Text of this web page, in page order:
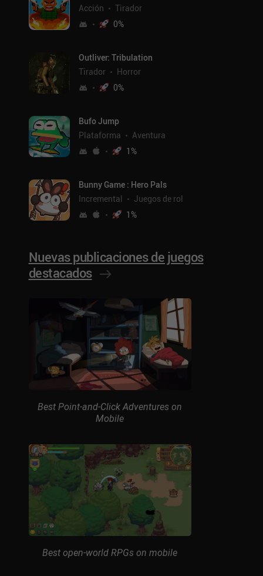
Acción
Tirador
0%
Outliver: Tribulation
Tirador
Horror
0%
Bufo Jump
Plataforma
Aventura
1%
Bunny Game : Hero Pals
Incremental
Juegos de rol
1%
Nuevas publicaciones de juegos
destacados
Best Point-and-Click Adventures on
Mobile
Best open-world RPGs on mobile